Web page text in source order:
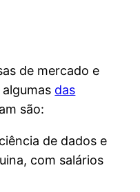
de mercado e
das
são:
de dados e
com salários